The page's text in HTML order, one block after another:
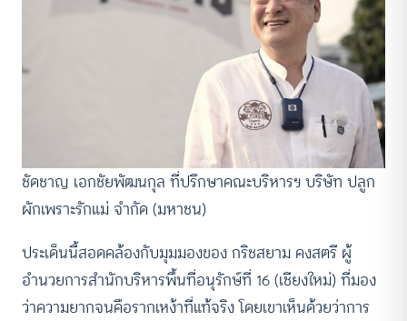
ชัดชาญ เอกชัยพัฒนกุล ที่ปรึกษาคณะบริหารฯ บริษัท ปลูก
ผักเพราะรักแม่ จำกัด (มหาชน)
ประเด็นนี้สอดคล้องกับมุมมองของ กริชสยาม คงสตรี ผู้
อำนวยการสำนักบริหารพื้นที่อนุรักษ์ที่ 16 (เชียงใหม่) ที่มอง
ว่าความยากจนคือรากเหง้าที่แท้จริง โดยเขาเห็นด้วยว่าการ